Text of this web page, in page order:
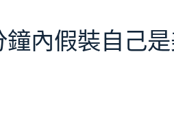
內假裝自己